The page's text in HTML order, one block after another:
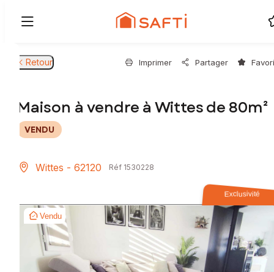
Retour Imprimer Partager
Maison à vendre à Wittes de 80m²
VENDU
Wittes - 62120 Réf 1530228
Exclusivité
Vendu